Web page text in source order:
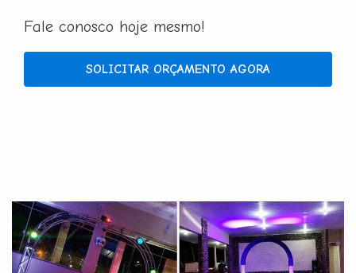
Fale conosco hoje mesmo!
SOLICITAR ORÇAMENTO AGORA